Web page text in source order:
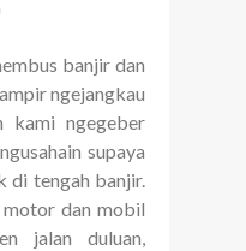
banjir dan
ngejangkau
kami ngegeber
supaya
di tengah banjir.
motor dan mobil
jalan duluan,